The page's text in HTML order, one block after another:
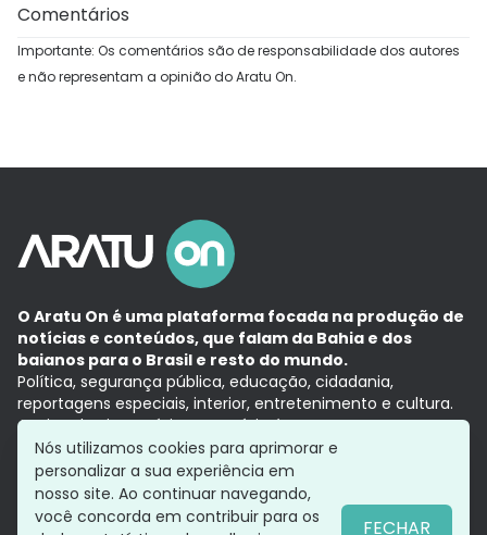
Comentários
Importante: Os comentários são de responsabilidade dos autores
e não representam a opinião do Aratu On.
O Aratu On é uma plataforma focada na produção de
notícias e conteúdos, que falam da Bahia e dos
baianos para o Brasil e resto do mundo.
Política, segurança pública, educação, cidadania,
reportagens especiais, interior, entretenimento e cultura.
Aqui, tudo vira notícia e a notícia é no tempo presente,
com a credibilidade do Grupo Aratu.
Grupo Aratu
Política de privacidade
Nós utilizamos cookies para aprimorar e
personalizar a sua experiência em
nosso site. Ao continuar navegando,
você concorda em contribuir para os
FECHAR